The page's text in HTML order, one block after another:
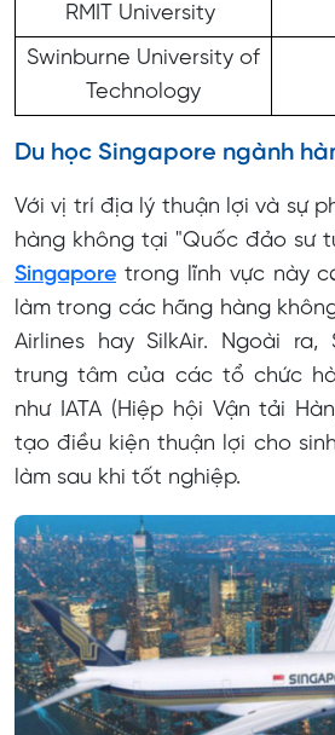
RMIT University
Swinburne University of
Technology
Du học Singapore ngành
Với vị trí địa lý thuận lợi và sự
hàng không tại "Quốc đảo sư
Singapore trong lĩnh vực này
làm trong các hãng hàng
Airlines hay SilkAir. Ngoài ra,
trung tâm của các tổ chức
như IATA (Hiệp hội Vận tải
tạo điều kiện thuận lợi cho
làm sau khi tốt nghiệp.